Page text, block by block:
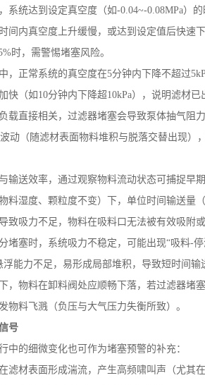
系统达到设定真空度（如-0.04~-0.08MPa）
间内真空度上升缓慢，或达到设定值后快速
时，需警惕堵塞风险。
，正常系统的真空度在5分钟内下降不超过
快（如 10分钟内下降超10kPa），说明滤材已
载直接相关，过滤器堵塞会导致泵体抽气阻
动（随滤材表面物料堆积与脱落交替出现）
输送效率，通过观察物料流动状态可捕捉早期
料湿度、颗粒度不变）下，单位时间输送量
致吸力不足，物料在吸料口无法被有效吸附
堵塞时，系统吸力不稳定，可能出现“吸料-
能力不足，易形成局部堆积，导致短时间输
，物料在卸料阀处应顺畅下落，若过滤器堵
物料飞溅（负压与大气压力失衡所致）。
号
中的细微变化也可作为堵塞预警的补充：
滤材表面形成湍流，产生高频啸叫声（尤其